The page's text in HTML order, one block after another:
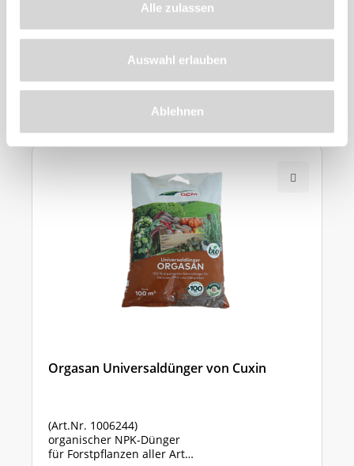
Alle zulassen
Auswahl erlauben
Ablehnen
Produkt
Orgasan Universaldünger von Cuxin
(Art.Nr. 1006244)
organischer NPK-Dünger
für Forstpflanzen aller Art